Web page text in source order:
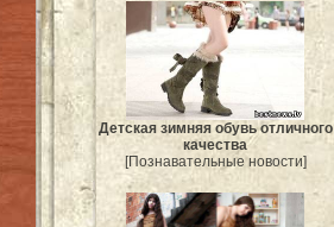
Детская зимняя обувь отличного
качества
[Познавательные новости]